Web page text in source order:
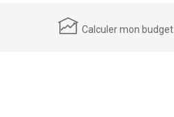
Calculer mon budget